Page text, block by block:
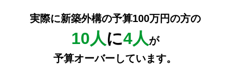
実際に新築外構の予算100万円の方の
10人に4人が
予算オーバーしています。